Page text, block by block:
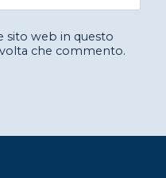
sito web in questo
che commento.